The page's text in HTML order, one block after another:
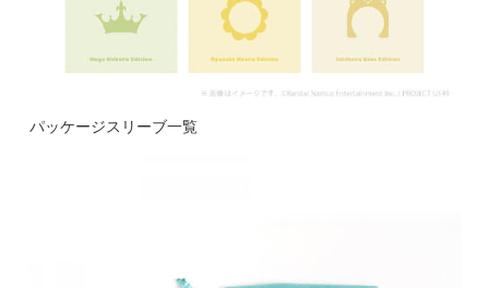
パッケージスリーブ一覧